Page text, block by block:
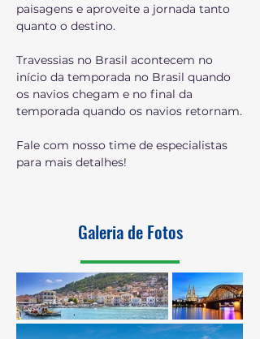
paisagens e aproveite a jornada tanto
quanto o destino.
Travessias no Brasil acontecem no
início da temporada no Brasil quando
os navios chegam e no final da
temporada quando os navios retornam.
Fale com nosso time de especialistas
para mais detalhes!
Galeria de Fotos